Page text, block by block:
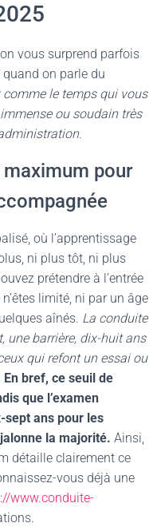
vous surprend parfois
on parle du
comme le temps qui vous
ou soudain très
pour
où l’apprentissage
ni plus tôt, ni plus
prétendre à l’entrée
limité, ni par un âge
aînés. La conduite
une barrière, dix-huit ans
qui refont un essai ou
En bref, ce seuil de
que l’examen
sept ans pour les
la majorité. Ainsi,
détaille clairement ce
vous déjà une
www.conduite-